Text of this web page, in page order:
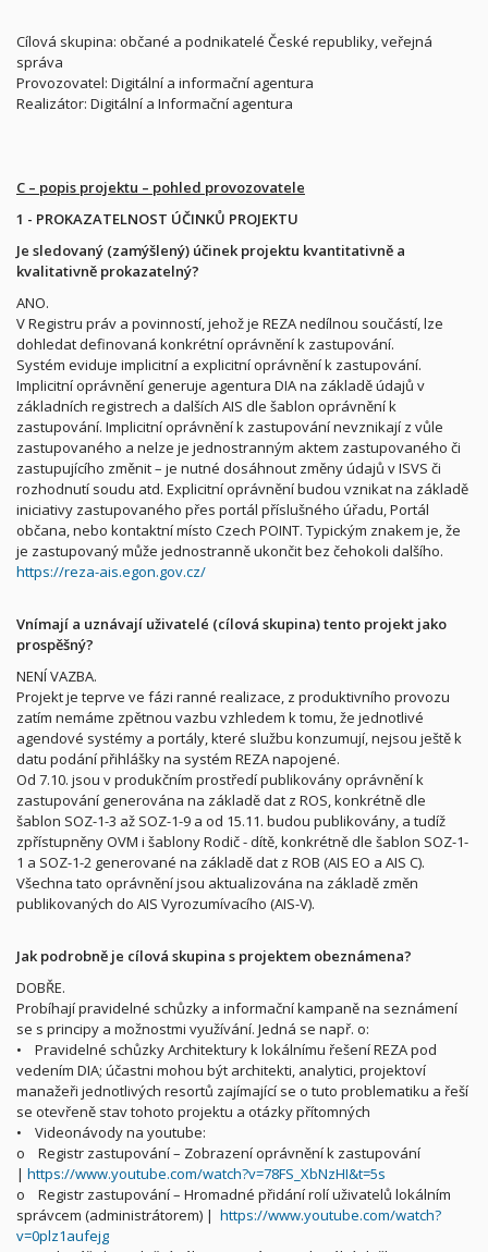
Cílová skupina: občané a podnikatelé České republiky, veřejná
správa
Provozovatel: Digitální a informační agentura
Realizátor: Digitální a Informační agentura
C – popis projektu – pohled provozovatele
1 - PROKAZATELNOST ÚČINKŮ PROJEKTU
Je sledovaný (zamýšlený) účinek projektu kvantitativně a
kvalitativně prokazatelný?
ANO.
V Registru práv a povinností, jehož je REZA nedílnou součástí, lze
dohledat definovaná konkrétní oprávnění k zastupování.
Systém eviduje implicitní a explicitní oprávnění k zastupování.
Implicitní oprávnění generuje agentura DIA na základě údajů v
základních registrech a dalších AIS dle šablon oprávnění k
zastupování. Implicitní oprávnění k zastupování nevznikají z vůle
zastupovaného a nelze je jednostranným aktem zastupovaného či
zastupujícího změnit – je nutné dosáhnout změny údajů v ISVS či
rozhodnutí soudu atd. Explicitní oprávnění budou vznikat na základě
iniciativy zastupovaného přes portál příslušného úřadu, Portál
občana, nebo kontaktní místo Czech POINT. Typickým znakem je, že
je zastupovaný může jednostranně ukončit bez čehokoli dalšího.
https://reza-ais.egon.gov.cz/
Vnímají a uznávají uživatelé (cílová skupina) tento projekt jako
prospěšný?
NENÍ VAZBA.
Projekt je teprve ve fázi ranné realizace, z produktivního provozu
zatím nemáme zpětnou vazbu vzhledem k tomu, že jednotlivé
agendové systémy a portály, které službu konzumují, nejsou ještě k
datu podání přihlášky na systém REZA napojené.
Od 7.10. jsou v produkčním prostředí publikovány oprávnění k
zastupování generována na základě dat z ROS, konkrétně dle
šablon SOZ-1-3 až SOZ-1-9 a od 15.11. budou publikovány, a tudíž
zpřístupněny OVM i šablony Rodič - dítě, konkrétně dle šablon SOZ-1-
1 a SOZ-1-2 generované na základě dat z ROB (AIS EO a AIS C).
Všechna tato oprávnění jsou aktualizována na základě změn
publikovaných do AIS Vyrozumívacího (AIS-V).
Jak podrobně je cílová skupina s projektem obeznámena?
DOBŘE.
Probíhají pravidelné schůzky a informační kampaně na seznámení
se s principy a možnostmi využívání. Jedná se např. o:
• Pravidelné schůzky Architektury k lokálnímu řešení REZA pod
vedením DIA; účastni mohou být architekti, analytici, projektoví
manažeři jednotlivých resortů zajímající se o tuto problematiku a řeší
se otevřeně stav tohoto projektu a otázky přítomných
• Videonávody na youtube:
o Registr zastupování – Zobrazení oprávnění k zastupování
| https://www.youtube.com/watch?v=78FS_XbNzHI&t=5s
o Registr zastupování – Hromadné přidání rolí uživatelů lokálním
správcem (administrátorem) | https://www.youtube.com/watch?
v=0plz1aufejg